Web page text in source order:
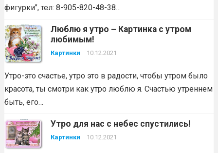
фигурки", тел: 8-905-820-48-38…
Люблю я утро – Картинка с утром
любимым!
Картинки 10.12.2021
Утро-это счастье, утро это в радости, чтобы утром было
красота, ты смотри как утро люблю я. Счастью утреннем
быть, его…
Утро для нас с небес спустились!
Картинки 10.12.2021